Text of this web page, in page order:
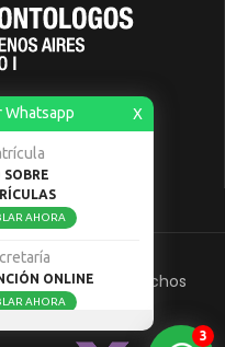
3
Whatsapp X
SOBRE
AHORA
ONLINE
AHORA
1.Todos Los Derechos